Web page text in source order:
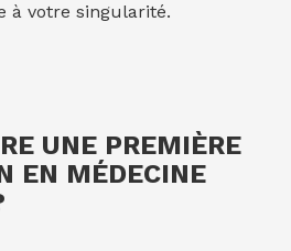
à votre singularité.
UNE PREMIÈRE
EN MÉDECINE